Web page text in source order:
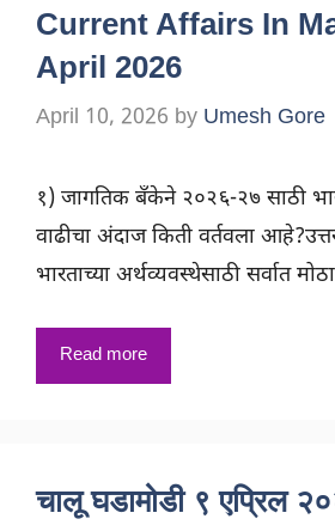
Current Affairs In
April 2026
April 10, 2026 by Umesh Gore
१) जागतिक बँकेने २०२६-२७ साठी
वाढीचा अंदाज किती वर्तवला
भारताच्या अर्थव्यवस्थेसाठी सर्वात
Read more
चालू घडामोडी ९ एप्रिल